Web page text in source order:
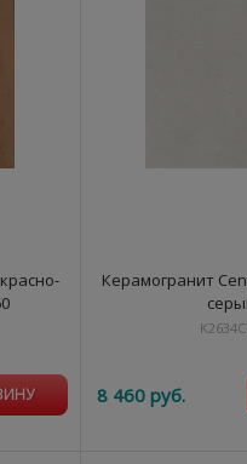
Керамогранит
8 460 руб.